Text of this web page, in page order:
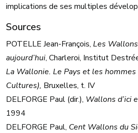
implications de ses multiples
Sources
POTELLE Jean-François, Les
aujourd’hui, Charleroi, Institut
La Wallonie. Le Pays et les
Cultures), Bruxelles, t. IV
DELFORGE Paul (dir.), Wallons d’ici
1994
DELFORGE Paul, Cent Wallons du